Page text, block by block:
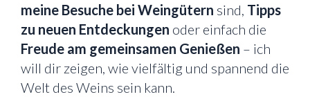
meine Besuche bei Weingütern sind, Tipps
zu neuen Entdeckungen oder einfach die
Freude am gemeinsamen Genießen – ich
will dir zeigen, wie vielfältig und spannend die
Welt des Weins sein kann.